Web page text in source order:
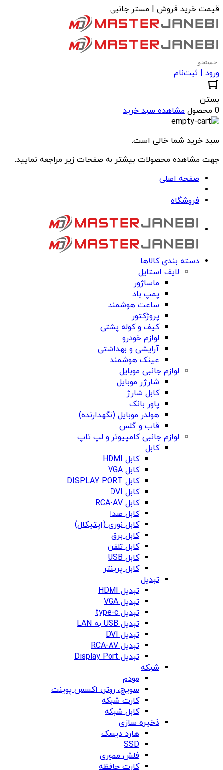
قیمت خرید فروش | مستر جانبی
ورود | ثبت‌نام
بستن
0 محصول
مشاهده سبد خرید
سبد خرید شما خالی است.
جهت مشاهده محصولات بیشتر به صفحات زیر مراجعه نمایید.
صفحه اصلی
فروشگاه
دسته بندی کالاها
لایف استایل
ماساژور
پمپ باد
ساعت هوشمند
پروژکتور
کیف و کوله پشتی
لوازم خودرو
آرایشی و بهداشتی
عینک هوشمند
لوازم جانبی موبایل
شارژر موبایل
کابل شارژ
پاور بانک
هولدر موبایل (نگهدارنده)
قاب و گلس
لوازم جانبی کامپیوتر و لپ تاپ
کابل
کابل HDMI
کابل VGA
کابل DISPLAY PORT
کابل DVI
کابل RCA-AV
کابل صدا
کابل نوری (اپتیکال)
کابل برق
کابل تلفن
کابل USB
کابل پرینتر
تبدیل
تبدیل HDMI
تبدیل VGA
تبدیل type-c
تبدیل USB به LAN
تبدیل DVI
تبدیل RCA-AV
تبدیل Display Port
شبکه
مودم
سویچ، روتر، اکسس پوینت
کارت شبکه
کابل شبکه
ذخیره سازی
هارد دیسک
SSD
فلش مموری
کارت حافظه